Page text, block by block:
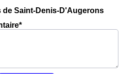
de Saint-Denis-D'Augerons